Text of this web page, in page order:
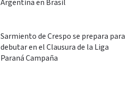
Argentina en Brasil
Sarmiento de Crespo se prepara para
debutar en el Clausura de la Liga
Paraná Campaña